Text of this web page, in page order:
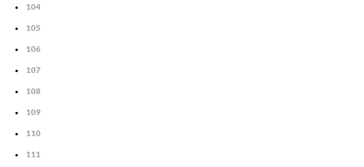
104
105
106
107
108
109
110
111